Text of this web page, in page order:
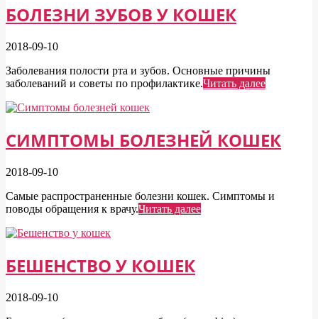
БОЛЕЗНИ ЗУБОВ У КОШЕК
2018-09-10
Заболевания полости рта и зубов. Основные причины
заболеваний и советы по профилактике.Читать далее
СИМПТОМЫ БОЛЕЗНЕЙ КОШЕК
2018-09-10
Самые распространенные болезни кошек. Симптомы и
поводы обращения к врачу.Читать далее
БЕШЕНСТВО У КОШЕК
2018-09-10